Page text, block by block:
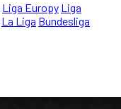
Liga Europy Liga
La Liga Bundesliga